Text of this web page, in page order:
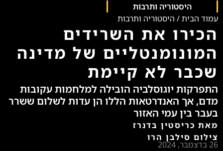
היסטוריה ותרבות
עמוד הבית/ היסטוריה ותרבות
הכירו את השרידים
המונומנטליים של מדינה
שכבר לא קיימת
התפרקות יוגוסלביה הובילה למלחמות עקובות
מדם, אך האנדרטאות הללו הן עדות לשלום ששרר
בעבר בין עמי האזור
מאת כריסטין בדנרז
צילום סילבן הרו
26 בדצמבר, 2024